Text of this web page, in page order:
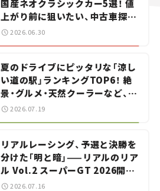
国産ネオクラシックカー5選！ 値
上がり前に狙いたい、中古車探し
をお手伝い――ちょっとイケてるマ
2026.06.30
夏のドライブにピッタリな「涼し
い道の駅」ランキングTOP6！ 絶
景・グルメ・天然クーラーなど、避
暑におすすめのスポットを紹介
【道の駅マニアの推し駅ガイド】
2026.07.19
リアルレーシング、予選と決勝を
分けた「明と暗」——リアルのリア
ル Vol.2 スーパーGT 2026開幕
戦 岡山国際サーキット
2026.07.16